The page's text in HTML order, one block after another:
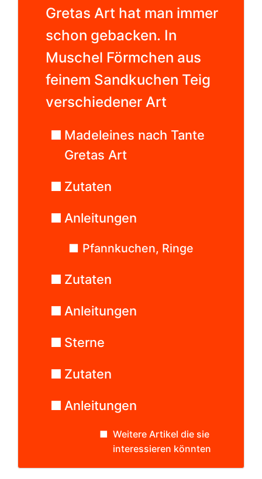
Gretas Art hat man immer
schon gebacken. In
Muschel Förmchen aus
feinem Sandkuchen Teig
verschiedener Art
Madeleines nach Tante
Gretas Art
Zutaten
Anleitungen
Pfannkuchen, Ringe
Zutaten
Anleitungen
Sterne
Zutaten
Anleitungen
Weitere Artikel die sie
interessieren könnten